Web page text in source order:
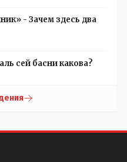
- Зачем здесь два
сей басни какова?